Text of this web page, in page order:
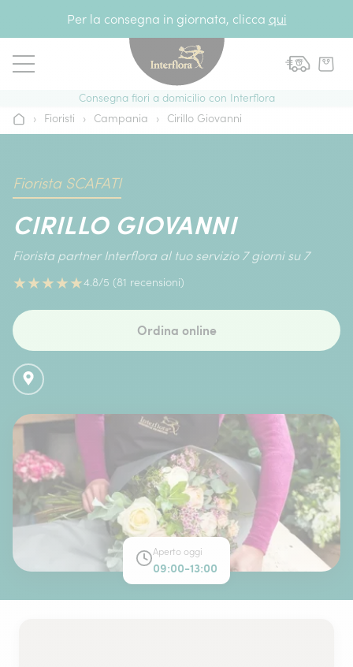
Per la consegna in giornata, clicca qui
Consegna fiori a domicilio con Interflora
Home› Fioristi › Campania › Cirillo Giovanni
Fiorista SCAFATI
CIRILLO GIOVANNI
Fiorista partner Interflora al tuo servizio 7 giorni su 7
★★★★★4.8/5 (81 recensioni)
Ordina online
Aperto oggi
09:00-13:00